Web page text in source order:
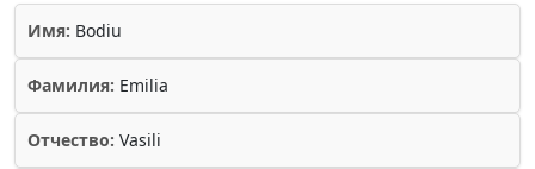
Имя: Bodiu
Фамилия: Emilia
Отчество: Vasili